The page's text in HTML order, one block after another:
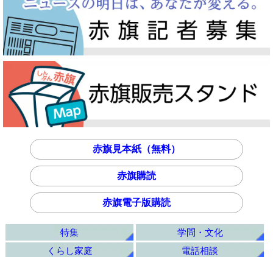
赤旗見本紙（無料）
赤旗購読
赤旗電子版購読
特集
学問・文化
くらし家庭
電話相談